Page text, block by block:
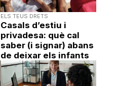
ELS TEUS DRETS
Casals d’estiu i
privadesa: què cal
saber (i signar) abans
de deixar els infants